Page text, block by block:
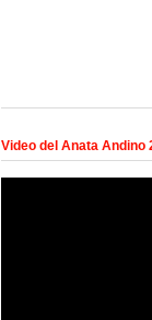
Video del Anata Andino